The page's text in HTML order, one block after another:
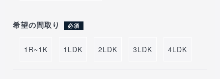
希望の間取り 必須
1R~1K 1LDK 2LDK 3LDK 4LDK